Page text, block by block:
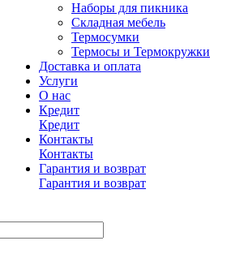
Наборы для пикника
Складная мебель
Термосумки
Термосы и Термокружки
Доставка и оплата
Услуги
О нас
Кредит
Кредит
Контакты
Контакты
Гарантия и возврат
Гарантия и возврат